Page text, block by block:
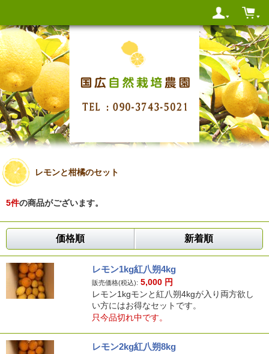
レモンと柑橘のセット
5件の商品がございます。
価格順 新着順
レモン1kg紅八朔4kg
販売価格(税込): 5,000 円
レモン1kgモンと紅八朔4kgが入り両方欲し
い方にはお得なセットです。
只今品切れ中です。
レモン2kg紅八朔8kg